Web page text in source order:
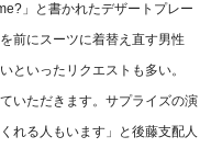
」と書かれたデザートプレー
前にスーツに着替え直す男性
といったリクエストも多い。
いただきます。サプライズの演
れる人もいます」と後藤支配人